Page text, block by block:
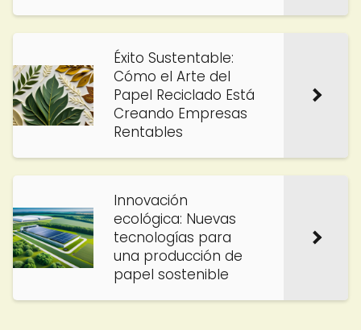
Éxito Sustentable:
Cómo el Arte del
Papel Reciclado Está
Creando Empresas
Rentables
Innovación
ecológica: Nuevas
tecnologías para
una producción de
papel sostenible